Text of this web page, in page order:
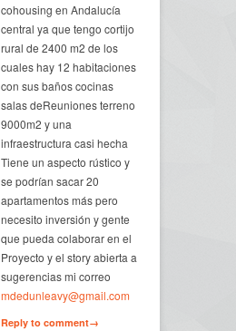
cohousing en Andalucía
central ya que tengo cortijo
rural de 2400 m2 de los
cuales hay 12 habitaciones
con sus baños cocinas
salas deReuniones terreno
9000m2 y una
infraestructura casi hecha
Tiene un aspecto rústico y
se podrían sacar 20
apartamentos más pero
necesito inversión y gente
que pueda colaborar en el
Proyecto y el story abierta a
sugerencias mi correo
mdedunleavy@gmail.com
Reply to comment→